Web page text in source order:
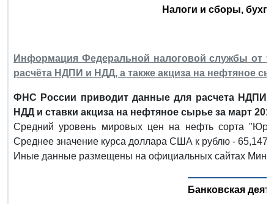
Налоги и сборы,
Информация Федеральной налоговой службы от
расчёта НДПИ и НДД, а также акциза на нефтяное
ФНС России приводит данные для расчета НДПИ
НДД и ставки акциза на нефтяное сырье за март
Средний уровень мировых цен на нефть сорта
Среднее значение курса доллара США к рублю -
Иные данные размещены на официальных сайтах
Банковская